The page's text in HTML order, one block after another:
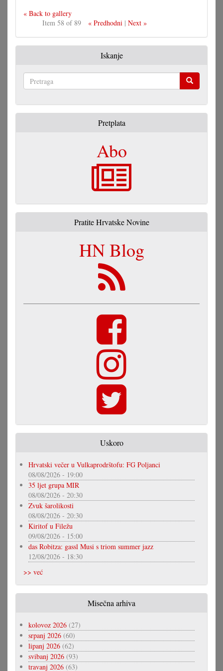
« Back to gallery
Item 58 of 89
« Predhodni| Next »
Iskanje
Pretplata
Abo
Pratite Hrvatske Novine
HN Blog
Uskoro
Hrvatski večer u Vulkaprodrštofu: FG Poljanci
08/08/2026 - 19:00
35 ljet grupa MIR
08/08/2026 - 20:30
Zvuk šarolikosti
08/08/2026 - 20:30
Kiritof u Filežu
09/08/2026 - 15:00
das Robitza: gassl Musi s triom summer jazz
12/08/2026 - 18:30
>> već
Misečna arhiva
kolovoz 2026 (27)
srpanj 2026 (60)
lipanj 2026 (62)
svibanj 2026 (93)
travanj 2026 (63)